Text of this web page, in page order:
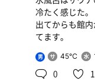
冷たく感じた。
出てからも館
てます。
男 45℃
0